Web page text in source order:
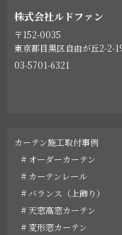
株式会社ルドファン
〒152-0035
東京都目黒区自由が丘2-2-
03-5701-6321
カーテン施工取付事例
# オーダーカーテン
# カーテンレール
# バランス（上飾り）
# 天窓高窓カーテン
# 変形窓カーテン